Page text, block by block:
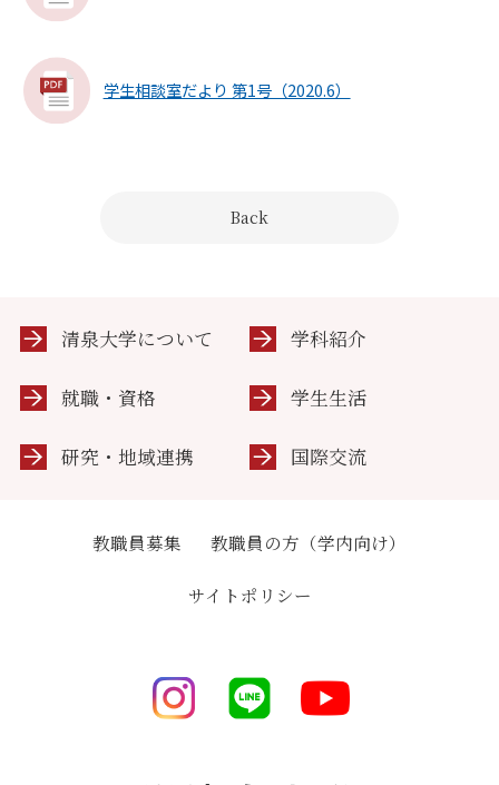
学生相談室だより 第1号（2020.6）
Back
清泉大学について 学科紹介
就職・資格 学生生活
研究・地域連携 国際交流
教職員募集 教職員の方（学内向け）
サイトポリシー